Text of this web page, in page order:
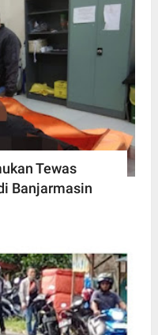
Tewas
Banjarmasin